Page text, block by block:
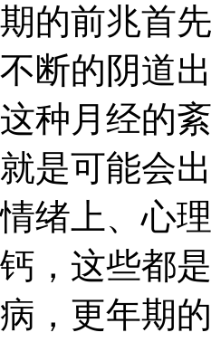
期的前兆首
不断的阴道
这种月经的
就是可能会
情绪上、心
钙，这些都
病，更年期